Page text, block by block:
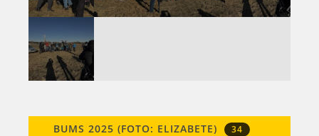
BUMS 2025 (FOTO: ELIZABETE) 34